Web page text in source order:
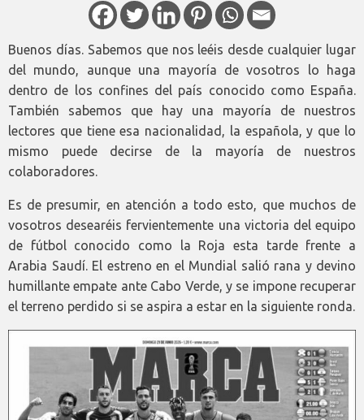
Buenos días. Sabemos que nos leéis desde cualquier lugar
del mundo, aunque una mayoría de vosotros lo haga
dentro de los confines del país conocido como España.
También sabemos que hay una mayoría de nuestros
lectores que tiene esa nacionalidad, la española, y que lo
mismo puede decirse de la mayoría de nuestros
colaboradores.
Es de presumir, en atención a todo esto, que muchos de
vosotros desearéis fervientemente una victoria del equipo
de fútbol conocido como la Roja esta tarde frente a
Arabia Saudí. El estreno en el Mundial salió rana y devino
humillante empate ante Cabo Verde, y se impone recuperar
el terreno perdido si se aspira a estar en la siguiente ronda.